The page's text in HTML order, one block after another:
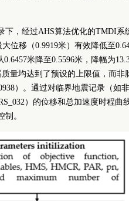
下，经过AHS算法优化的TMDI系
位移（0.9919米）有效降低至
米降至0.5596米，降幅为
量均达到了预设的上限值，而非
）。通过对临界地震记录（如
）的位移和总加速度时程曲
。